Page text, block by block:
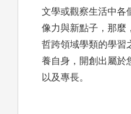
文學或觀察生活中各
像力與新點子，那麼
哲跨領域學類的學習
養自身，開創出屬於
以及專長。